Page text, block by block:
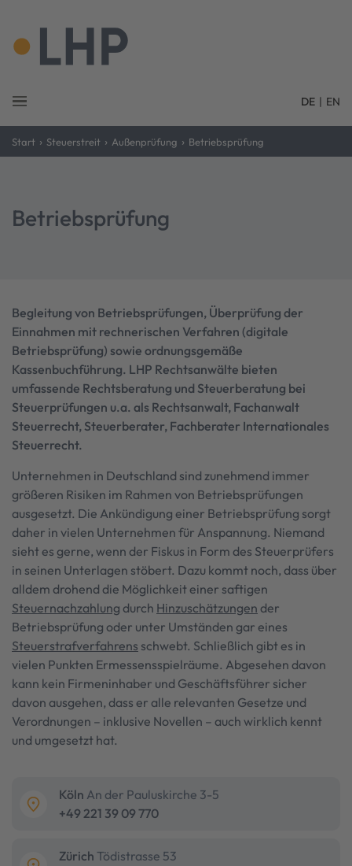
DE | EN
Start › Steuerstreit › Außenprüfung › Betriebsprüfung
Betriebsprüfung
Begleitung von Betriebsprüfungen, Überprüfung der
Einnahmen mit rechnerischen Verfahren (digitale
Betriebsprüfung) sowie ordnungsgemäße
Kassenbuchführung. LHP Rechtsanwälte bieten
umfassende Rechtsberatung und Steuerberatung bei
Steuerprüfungen u.a. als Rechtsanwalt, Fachanwalt
Steuerrecht, Steuerberater, Fachberater Internationales
Steuerrecht.
Unternehmen in Deutschland sind zunehmend immer
größeren Risiken im Rahmen von Betriebsprüfungen
ausgesetzt. Die Ankündigung einer Betriebsprüfung sorgt
daher in vielen Unternehmen für Anspannung. Niemand
sieht es gerne, wenn der Fiskus in Form des Steuerprüfers
in seinen Unterlagen stöbert. Dazu kommt noch, dass über
alldem drohend die Möglichkeit einer saftigen
Steuernachzahlung durch Hinzuschätzungen der
Betriebsprüfung oder unter Umständen gar eines
Steuerstrafverfahrens schwebt. Schließlich gibt es in
vielen Punkten Ermessensspielräume. Abgesehen davon
kann kein Firmeninhaber und Geschäftsführer sicher
davon ausgehen, dass er alle relevanten Gesetze und
Verordnungen – inklusive Novellen – auch wirklich kennt
und umgesetzt hat.
Köln An der Pauluskirche 3-5
+49 221 39 09 770
Zürich Tödistrasse 53